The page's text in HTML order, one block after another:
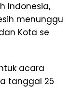
Indonesia,
menunggu
Kota se
acara
tanggal 25